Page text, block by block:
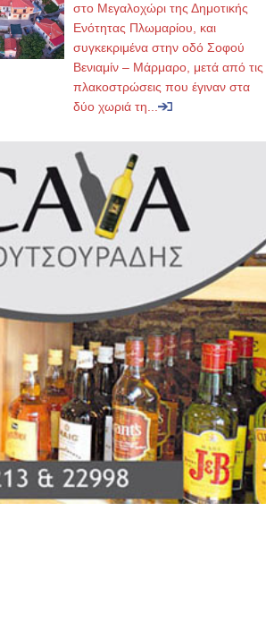
στο Μεγαλοχώρι της Δημοτικής
Ενότητας Πλωμαρίου, και
συγκεκριμένα στην οδό Σοφού
Βενιαμίν – Μάρμαρο, μετά από τις
πλακοστρώσεις που έγιναν στα
δύο χωριά τη...